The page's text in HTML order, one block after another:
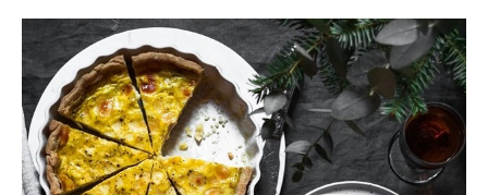
Food photography tips
Επικοινωνία
Συνεργασίες